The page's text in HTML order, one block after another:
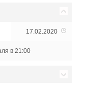
17.02.2020
в 21:00